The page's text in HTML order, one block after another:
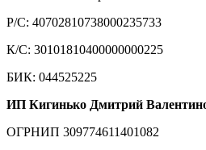
Р/С: 40702810738000235733
К/С: 30101810400000000225
БИК: 044525225
ИП Кигинько Дмитрий
ОГРНИП 309774611401082